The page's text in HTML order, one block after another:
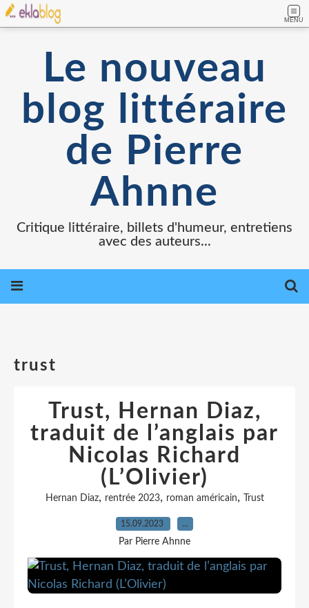
MENU
Le nouveau
blog littéraire
de Pierre
Ahnne
Critique littéraire, billets d'humeur, entretiens
avec des auteurs...
trust
Trust, Hernan Diaz,
traduit de l’anglais par
Nicolas Richard
(L’Olivier)
Hernan Diaz, rentrée 2023, roman américain, Trust
15.09.2023 …
Par Pierre Ahnne